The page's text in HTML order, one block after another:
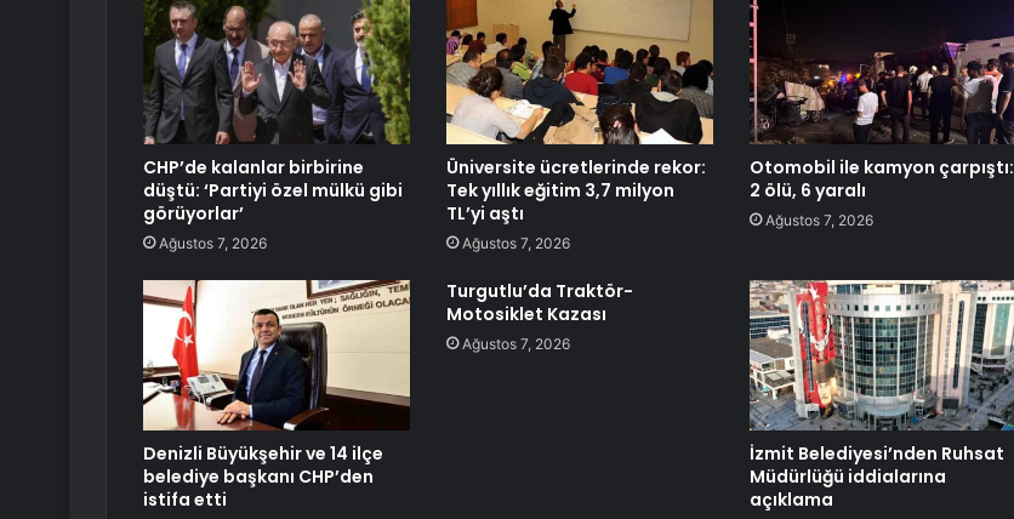
CHP’de kalanlar birbirine
düştü: ‘Partiyi özel mülkü gibi
görüyorlar’
Ağustos 7, 2026
Üniversite ücretlerinde rekor:
Tek yıllık eğitim 3,7 milyon
TL’yi aştı
Ağustos 7, 2026
Otomobil ile kamyon çarpıştı:
2 ölü, 6 yaralı
Ağustos 7, 2026
Denizli Büyükşehir ve 14 ilçe
belediye başkanı CHP’den
istifa etti
Turgutlu’da Traktör-
Motosiklet Kazası
Ağustos 7, 2026
İzmit Belediyesi’nden Ruhsat
Müdürlüğü iddialarına
açıklama